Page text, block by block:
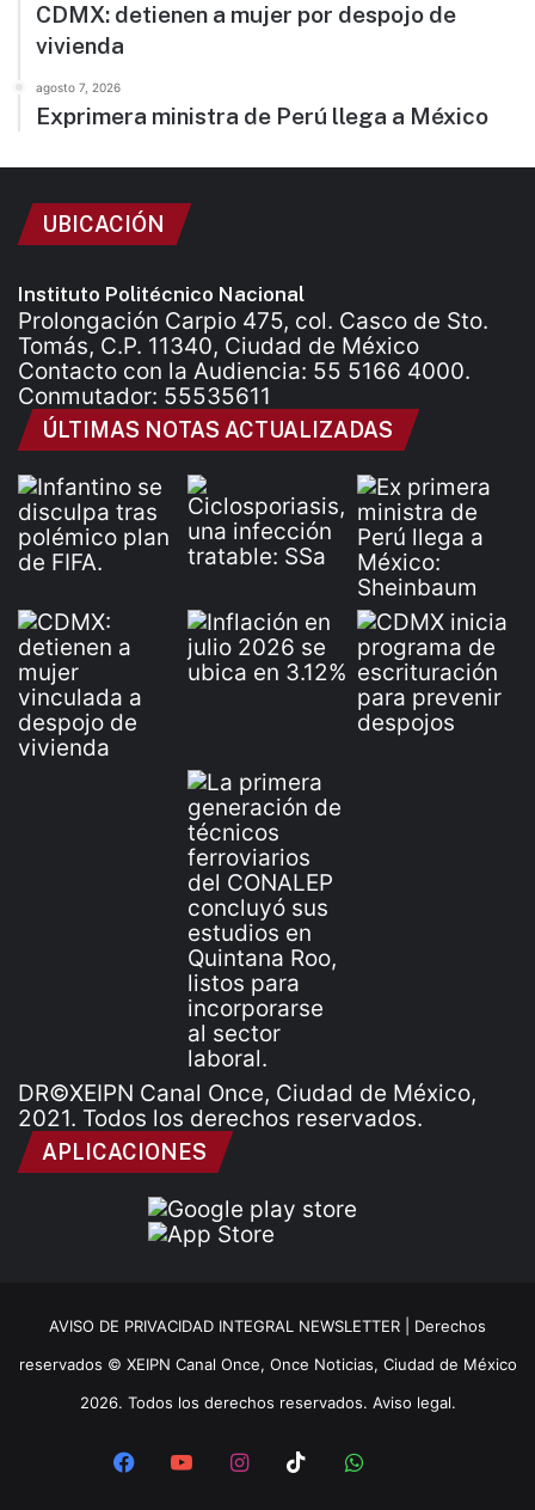
CDMX: detienen a mujer por despojo de
vivienda
agosto 7, 2026
Exprimera ministra de Perú llega a México
UBICACIÓN
Instituto Politécnico Nacional
Prolongación Carpio 475, col. Casco de Sto.
Tomás, C.P. 11340, Ciudad de México
Contacto con la Audiencia: 55 5166 4000.
Conmutador: 55535611
ÚLTIMAS NOTAS ACTUALIZADAS
DR©XEIPN Canal Once, Ciudad de México,
2021. Todos los derechos reservados.
APLICACIONES
AVISO DE PRIVACIDAD INTEGRAL NEWSLETTER | Derechos
reservados © XEIPN Canal Once, Once Noticias, Ciudad de México
2026. Todos los derechos reservados. Aviso legal.
FacebookYouTubeInstagram
TikTokWhatsApp